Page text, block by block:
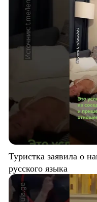
Туристка заявила о
русского языка